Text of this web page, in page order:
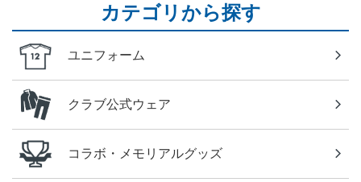
カテゴリから探す
ユニフォーム
クラブ公式ウェア
コラボ・メモリアルグッズ